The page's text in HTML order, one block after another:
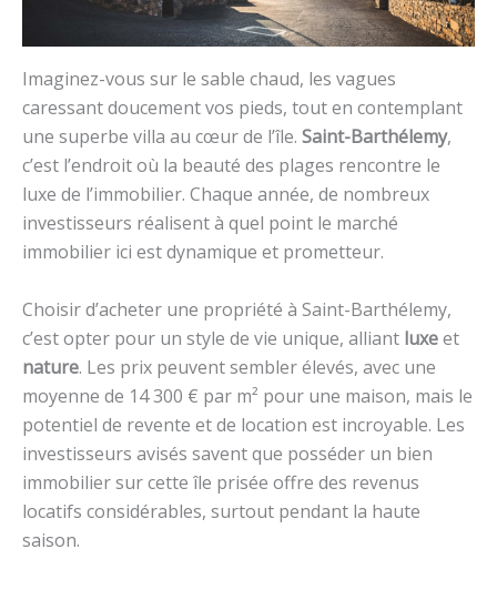
Imaginez-vous sur le sable chaud, les vagues
caressant doucement vos pieds, tout en contemplant
une superbe villa au cœur de l’île. Saint-Barthélemy,
c’est l’endroit où la beauté des plages rencontre le
luxe de l’immobilier. Chaque année, de nombreux
investisseurs réalisent à quel point le marché
immobilier ici est dynamique et prometteur.
Choisir d’acheter une propriété à Saint-Barthélemy,
c’est opter pour un style de vie unique, alliant luxeet
nature. Les prix peuvent sembler élevés, avec une
moyenne de 14 300 € par m² pour une maison, mais le
potentiel de revente et de location est incroyable. Les
investisseurs avisés savent que posséder un bien
immobilier sur cette île prisée offre des revenus
locatifs considérables, surtout pendant la haute
saison.